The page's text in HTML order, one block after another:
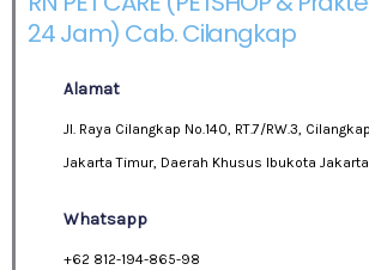
24 Jam) Cab. Cilangkap
Alamat
Jl. Raya Cilangkap No.140, RT.7/RW.3,
Jakarta Timur, Daerah Khusus Ibukota
Whatsapp
+62 812-194-865-98